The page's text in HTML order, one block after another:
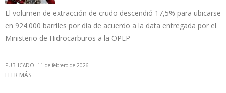
El volumen de extracción de crudo descendió 17,5% para ubicarse
en 924.000 barriles por día de acuerdo a la data entregada por el
Ministerio de Hidrocarburos a la OPEP
PUBLICADO: 11 de febrero de 2026
LEER MÁS